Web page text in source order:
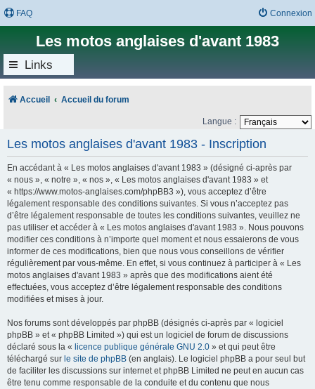
FAQ Connexion
Les motos anglaises d'avant 1983
Links
Accueil Accueil du forum
Langue :
Les motos anglaises d'avant 1983 - Inscription
En accédant à « Les motos anglaises d'avant 1983 » (désigné ci-après par
« nous », « notre », « nos », « Les motos anglaises d'avant 1983 » et
« https://www.motos-anglaises.com/phpBB3 »), vous acceptez d’être
légalement responsable des conditions suivantes. Si vous n’acceptez pas
d’être légalement responsable de toutes les conditions suivantes, veuillez ne
pas utiliser et accéder à « Les motos anglaises d'avant 1983 ». Nous pouvons
modifier ces conditions à n’importe quel moment et nous essaierons de vous
informer de ces modifications, bien que nous vous conseillons de vérifier
régulièrement par vous-même. En effet, si vous continuez à participer à « Les
motos anglaises d'avant 1983 » après que des modifications aient été
effectuées, vous acceptez d’être légalement responsable des conditions
modifiées et mises à jour.
Nos forums sont développés par phpBB (désignés ci-après par « logiciel
phpBB » et « phpBB Limited ») qui est un logiciel de forum de discussions
déclaré sous la « licence publique générale GNU 2.0 » et qui peut être
téléchargé sur le site de phpBB (en anglais). Le logiciel phpBB a pour seul but
de faciliter les discussions sur internet et phpBB Limited ne peut en aucun cas
être tenu comme responsable de la conduite et du contenu que nous